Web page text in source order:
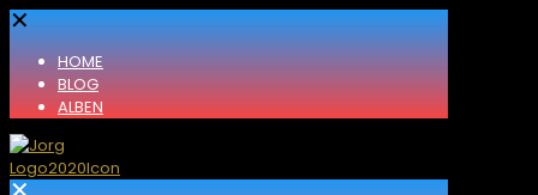
✕
HOME
BLOG
ALBEN